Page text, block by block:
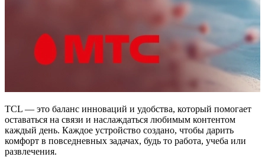
TCL — это баланс инноваций и удобства, который помогает
оставаться на связи и наслаждаться любимым контентом
каждый день. Каждое устройство создано, чтобы дарить
комфорт в повседневных задачах, будь то работа, учеба или
развлечения.